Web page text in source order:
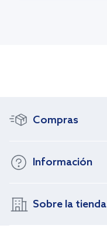
Compras
Información
Sobre la tienda